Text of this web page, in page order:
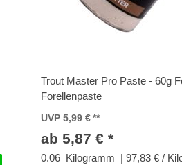
Trout Master Pro Paste - 60g
Forellenpaste
UVP 5,99 €
ab 5,87 € *
0.06 Kilogramm | 97,83 € /